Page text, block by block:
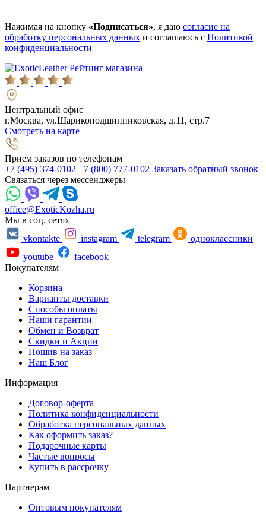
Нажимая на кнопку «Подписаться», я даю согласие на
обработку персональных данных и соглашаюсь с Политикой
конфиденциальности
Рейтинг магазина
Центральный офис
г.Москва, ул.Шарикоподшипниковская, д.11, стр.7
Смотреть на карте
Прием заказов по телефонам
+7 (495) 374-0102 +7 (800) 777-0102 Заказать обратный звонок
Связаться через мессенджеры
office@ExoticKozha.ru
Мы в соц. сетях
vkontakte
instagram telegram
одноклассники
youtube
facebook
Покупателям
Корзина
Варианты доставки
Способы оплаты
Наши гарантии
Обмен и Возврат
Скидки и Акции
Пошив на заказ
Наш Блог
Информация
Договор-оферта
Политика конфиденциальности
Обработка персональных данных
Как оформить заказ?
Подарочные карты
Частые вопросы
Купить в рассрочку
Партнерам
Оптовым покупателям